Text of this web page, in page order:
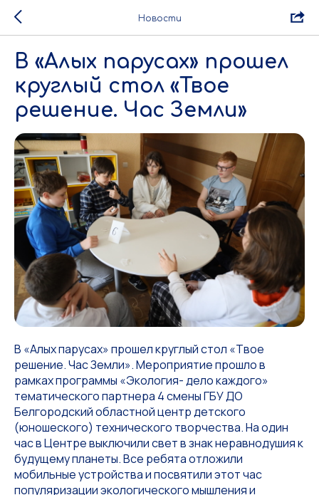
Новости
В «Алых парусах» прошел
круглый стол «Твое
решение. Час Земли»
В «Алых парусах» прошел круглый стол «Твое
решение. Час Земли». Мероприятие прошло в
рамках программы «Экология- дело каждого»
тематического партнера 4 смены ГБУ ДО
Белгородский областной центр детского
(юношеского) технического творчества. На один
час в Центре выключили свет в знак неравнодушия к
будущему планеты. Все ребята отложили
мобильные устройства и посвятили этот час
популяризации экологического мышления и